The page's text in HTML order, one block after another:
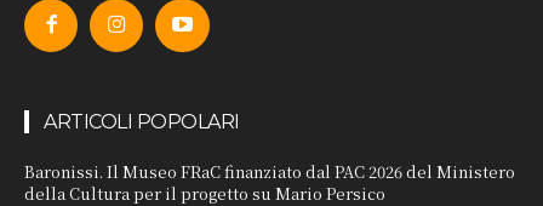
ARTICOLI POPOLARI
Baronissi. Il Museo FRaC finanziato dal PAC 2026 del Ministero
della Cultura per il progetto su Mario Persico